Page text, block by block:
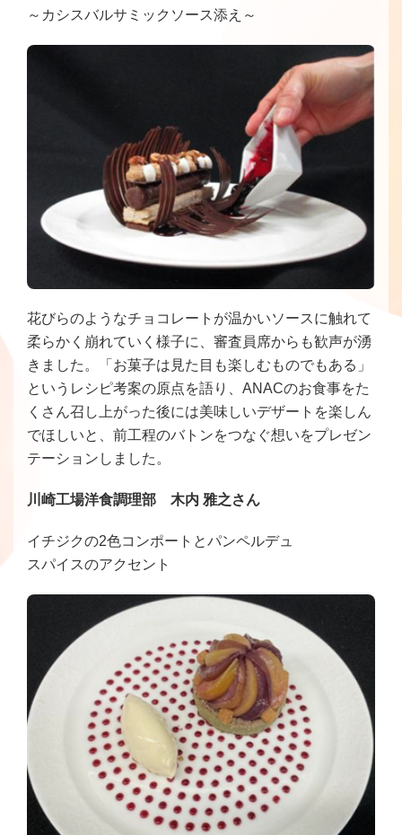
～カシスバルサミックソース添え～
花びらのようなチョコレートが温かいソースに触れて
柔らかく崩れていく様子に、審査員席からも歓声が湧
きました。「お菓子は見た目も楽しむものでもある」
というレシピ考案の原点を語り、ANACのお食事をた
くさん召し上がった後には美味しいデザートを楽しん
でほしいと、前工程のバトンをつなぐ想いをプレゼン
テーションしました。
川崎工場洋食調理部 木内 雅之さん
イチジクの2色コンポートとパンペルデュ
スパイスのアクセント